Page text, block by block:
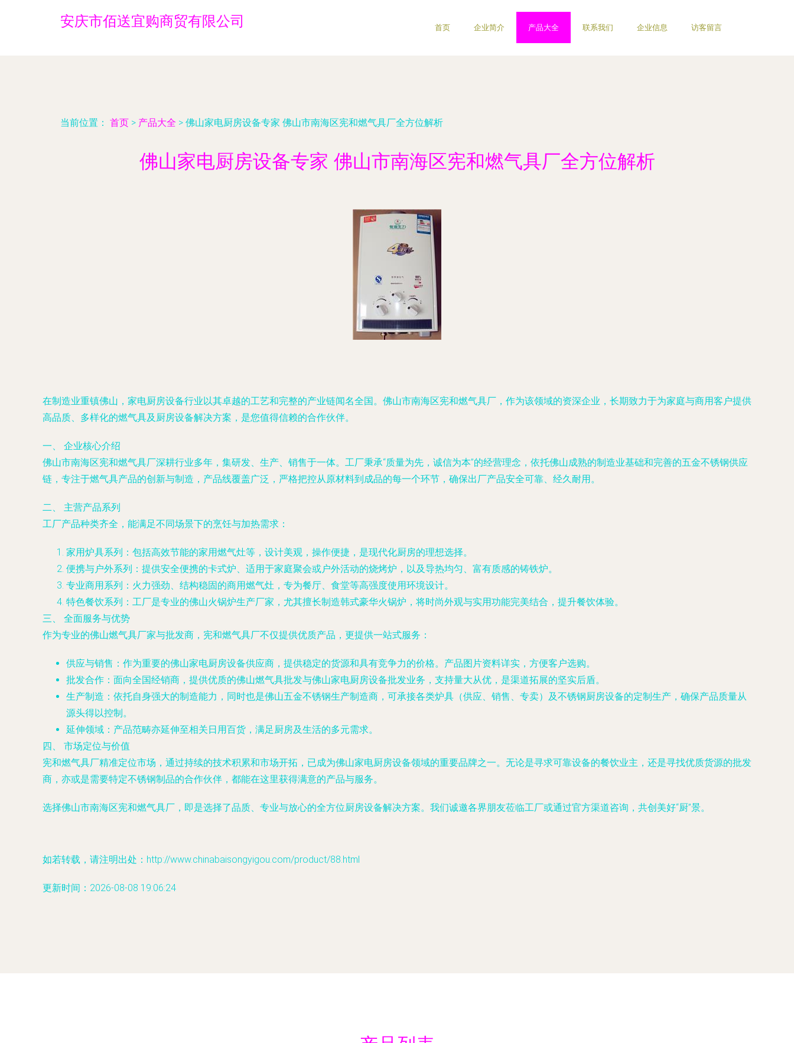
安庆市佰送宜购商贸有限公司 首页 企业简介 产品大全 联系我们 企业信息 访客留言
当前位置： 首页 > 产品大全 > 佛山家电厨房设备专家 佛山市南海区宪和燃气具厂全方位解析
佛山家电厨房设备专家 佛山市南海区宪和燃气具厂全方位解析
在制造业重镇佛山，家电厨房设备行业以其卓越的工艺和完整的产业链闻名全国。佛山市南海区宪和燃气具厂，作为该领域的资深企业，长期致力于为家庭与商用客户提供
高品质、多样化的燃气具及厨房设备解决方案，是您值得信赖的合作伙伴。
一、 企业核心介绍
佛山市南海区宪和燃气具厂深耕行业多年，集研发、生产、销售于一体。工厂秉承“质量为先，诚信为本”的经营理念，依托佛山成熟的制造业基础和完善的五金不锈钢供应
链，专注于燃气具产品的创新与制造，产品线覆盖广泛，严格把控从原材料到成品的每一个环节，确保出厂产品安全可靠、经久耐用。
二、 主营产品系列
工厂产品种类齐全，能满足不同场景下的烹饪与加热需求：
家用炉具系列 ：包括高效节能的家用燃气灶等，设计美观，操作便捷，是现代化厨房的理想选择。
便携与户外系列 ：提供安全便携的卡式炉、适用于家庭聚会或户外活动的烧烤炉 ，以及导热均匀、富有质感的铸铁炉。
专业商用系列 ：火力强劲、结构稳固的商用燃气灶 ，专为餐厅、食堂等高强度使用环境设计。
特色餐饮系列 ：工厂是专业的佛山火锅炉生产厂家 ，尤其擅长制造韩式豪华火锅炉 ，将时尚外观与实用功能完美结合，提升餐饮体验。
三、 全面服务与优势
作为专业的佛山燃气具厂家与批发商 ，宪和燃气具厂不仅提供优质产品，更提供一站式服务：
供应与销售 ：作为重要的佛山家电厨房设备供应商 ，提供稳定的货源和具有竞争力的价格。产品图片资料详实，方便客户选购。
批发合作 ：面向全国经销商，提供优质的佛山燃气具批发与佛山家电厨房设备批发业务，支持量大从优，是渠道拓展的坚实后盾。
生产制造 ：依托自身强大的制造能力，同时也是佛山五金不锈钢生产制造商 ，可承接各类炉具 （供应、 销售 、 专卖）及不锈钢厨房设备的定制生产，确保产品质量从
源头得以控制。
延伸领域 ：产品范畴亦延伸至相关日用百货 ，满足厨房及生活的多元需求。
四、 市场定位与价值
宪和燃气具厂精准定位市场，通过持续的技术积累和市场开拓，已成为佛山家电厨房设备领域的重要品牌之一。无论是寻求可靠设备的餐饮业主，还是寻找优质货源的批发
商，亦或是需要特定不锈钢制品的合作伙伴，都能在这里获得满意的产品与服务。
选择佛山市南海区宪和燃气具厂，即是选择了品质、专业与放心的全方位厨房设备解决方案。我们诚邀各界朋友莅临工厂或通过官方渠道咨询，共创美好“厨”景。
如若转载，请注明出处：http://www.chinabaisongyigou.com/product/88.html
更新时间：2026-08-08 19:06:24